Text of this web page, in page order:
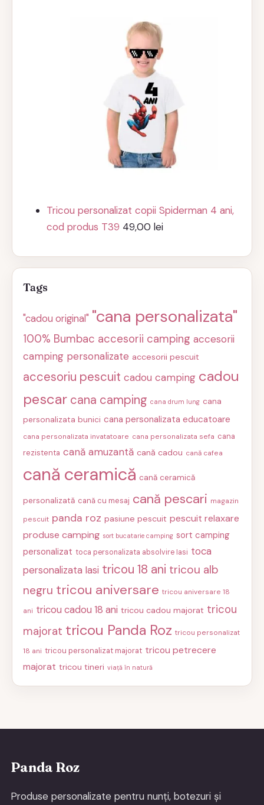
Tricou personalizat copii Spiderman 4 ani,
cod produs T39 49,00lei
Tags
"cadou original" "cana personalizata"
100% Bumbac accesorii camping accesorii
camping personalizate accesorii pescuit
accesoriu pescuit cadou camping cadou
pescar cana camping cana drum lung cana
personalizata bunici cana personalizata educatoare
cana personalizata invatatoare cana personalizata sefa cana
rezistenta cană amuzantă cană cadou cană cafea
cană ceramică cană ceramică
personalizată cană cu mesaj cană pescari magazin
pescuit panda roz pasiune pescuit pescuit relaxare
produse camping sort bucatarie camping sort camping
personalizat toca personalizata absolvire Iasi toca
personalizata Iasi tricou 18 ani tricou alb
negru tricou aniversare tricou aniversare 18
ani tricou cadou 18 ani tricou cadou majorat tricou
majorat tricou Panda Roz tricou personalizat
18 ani tricou personalizat majorat tricou petrecere
majorat tricou tineri viață în natură
Panda Roz
Produse personalizate pentru nunți, botezuri și